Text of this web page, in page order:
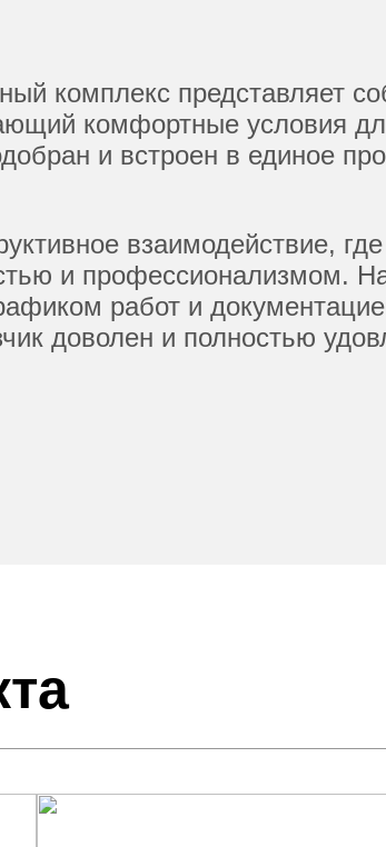
комплекс представляет
комфортные условия
и встроен в единое
взаимодействие,
и профессионализмом.
работ и
доволен и полностью